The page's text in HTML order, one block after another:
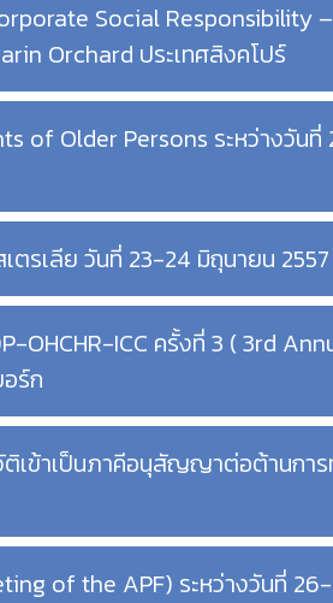
Social Responsibility –
Orchard ประเทศสิงคโปร์
of Older Persons ระหว่างวัน
ตรเลีย วันที่ 23-24 มิถุนายน 2557
OHCHR-ICC ครั้งที่ 3 ( 3rd
ร์ก
ติเข้าเป็นภาคีอนุสัญญาต่อต้านการ
of the APF) ระหว่างวันที่